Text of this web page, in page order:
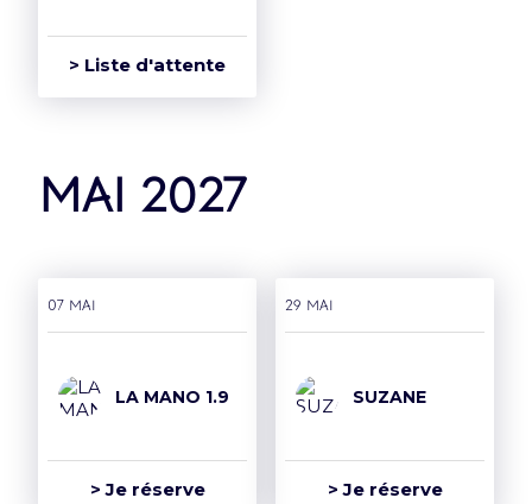
> Liste d'attente
mai 2027
07 mai
LA MANO 1.9
> Je réserve
29 mai
SUZANE
> Je réserve